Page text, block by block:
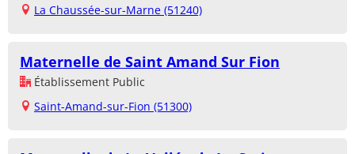
La Chaussée-sur-Marne (51240)
Maternelle de Saint Amand Sur Fion
Établissement Public
Saint-Amand-sur-Fion (51300)